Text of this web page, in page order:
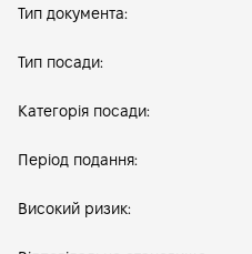
Тип документа:
Тип посади:
Категорія посади:
Період подання:
Високий ризик: